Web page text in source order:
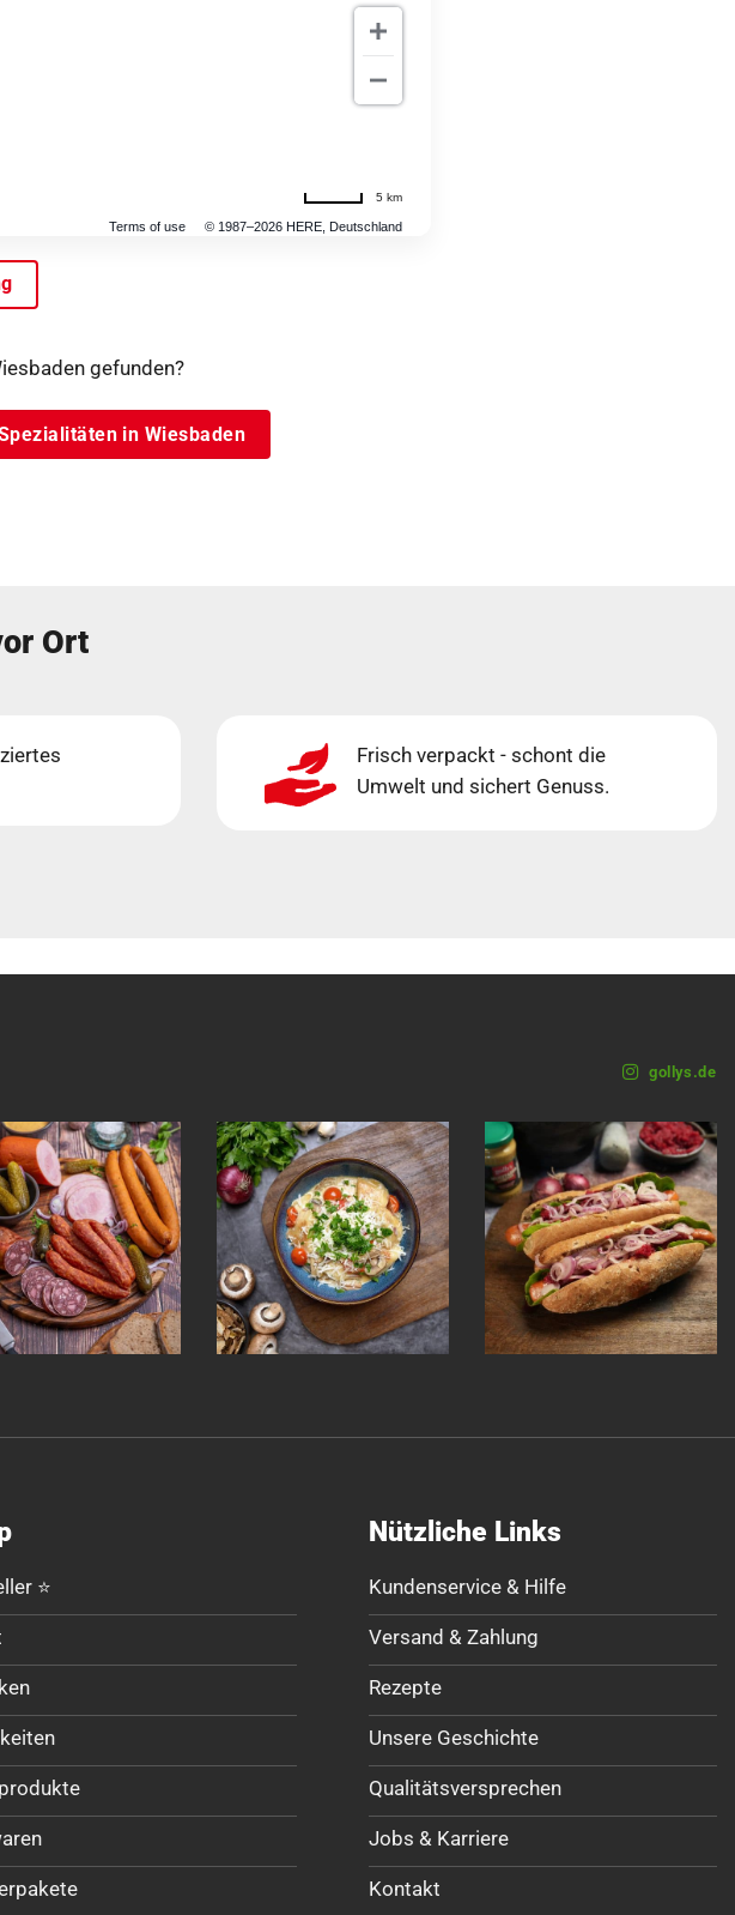
Terms of use © 1987–2026 HERE, Deutschland
5 km
gefunden?
in Wiesbaden
Ort
Frisch verpackt - schont die
Umwelt und sichert Genuss.
gollys.de
⭐
Nützliche Links
Kundenservice & Hilfe
Versand & Zahlung
Rezepte
Unsere Geschichte
Qualitätsversprechen
Jobs & Karriere
Kontakt